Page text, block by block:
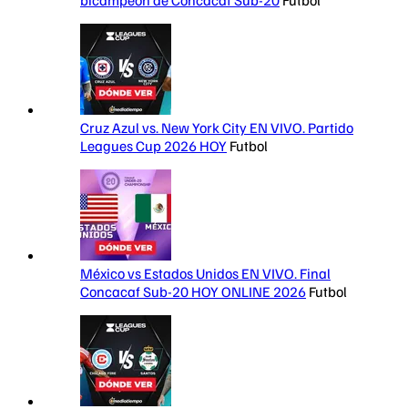
Cruz Azul vs. New York City EN VIVO. Partido
Leagues Cup 2026 HOY Futbol
México vs Estados Unidos EN VIVO. Final
Concacaf Sub-20 HOY ONLINE 2026 Futbol